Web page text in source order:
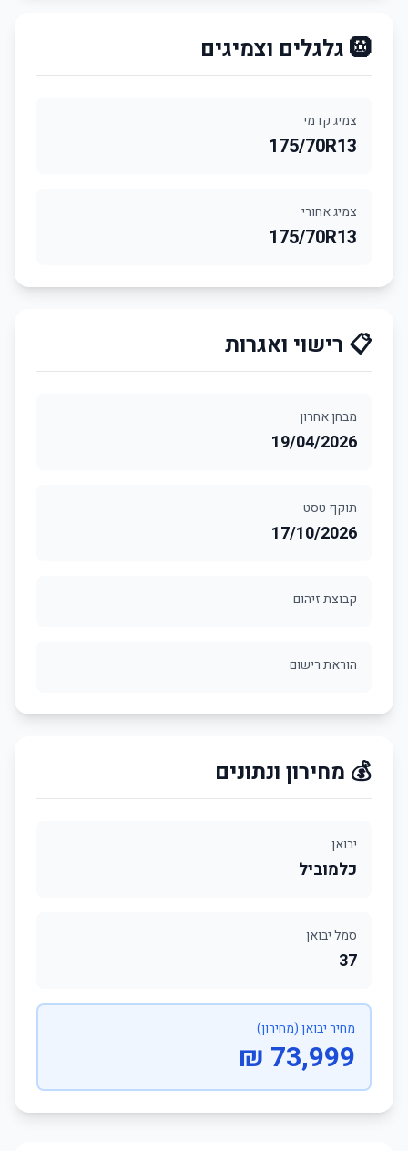
🛞 גלגלים וצמיגים
צמיג קדמי
175/70R13
צמיג אחורי
175/70R13
📋 רישוי ואגרות
מבחן אחרון
19/04/2026
תוקף טסט
17/10/2026
קבוצת זיהום
הוראת רישום
💰 מחירון ונתונים
יבואן
כלמוביל
סמל יבואן
37
מחיר יבואן (מחירון)
73,999 ₪